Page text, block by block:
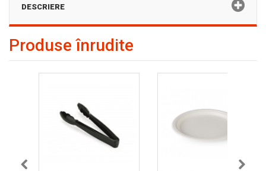
DESCRIERE
Produse înrudite